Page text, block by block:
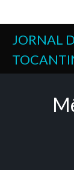
to
content
JORNAL